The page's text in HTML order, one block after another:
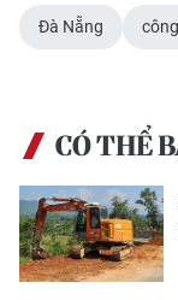
Đà Nẵng
CÓ THỂ